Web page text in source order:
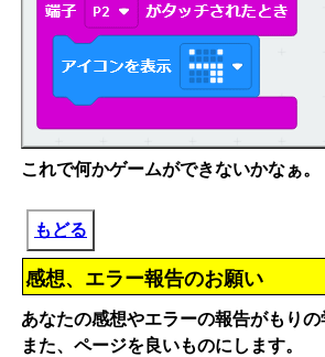
これで何かゲームができないかなぁ。
もどる
感想、エラー報告のお願い
あなたの感想やエラーの報告がもりの
また、ページを良いものにします。